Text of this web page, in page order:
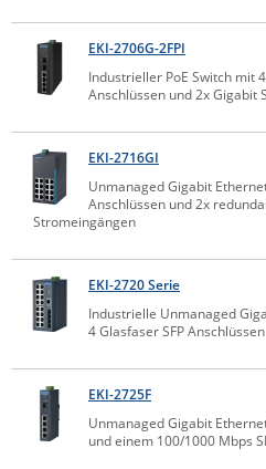
Moxa
Netio
Panorama Antennas
PatchSee
Power Kingdom
Poynting
Raritan
Server Technology
SIRIO Antenne
Sunbird
Tactical Software
EKI-2706G-2FPI
Industrieller PoE Switch mit
Anschlüssen und 2x Gigabit
EKI-2716GI
Unmanaged Gigabit
Anschlüssen und 2x
Stromeingängen
EKI-2720 Serie
Industrielle Unmanaged
4 Glasfaser SFP Anschlüssen
EKI-2725F
Unmanaged Gigabit
und einem 100/1000 Mbps